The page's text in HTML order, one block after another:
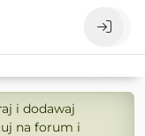
i dodawaj
na forum i